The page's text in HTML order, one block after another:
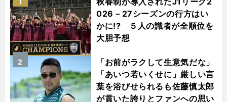
026－27シーズンの行方はい
かに!? ５人の識者が全順位を
大胆予想
「お前がラクして生意気だな」
「あいつ若いくせに」厳しい言
葉を浴びせられるも佐藤慎太郎
が貫いた誇りとファンへの思い
2